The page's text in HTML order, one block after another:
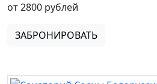
от 2800 рублей
ЗАБРОНИРОВАТЬ